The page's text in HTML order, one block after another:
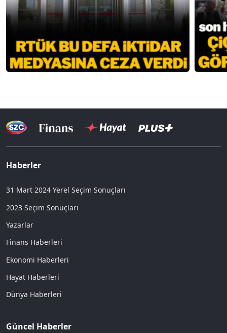
Haberler
31 Mart 2024 Yerel Seçim Sonuçları
2023 Seçim Sonuçları
Yazarlar
Finans Haberleri
Ekonomi Haberleri
Hayat Haberleri
Dünya Haberleri
Güncel Haberler